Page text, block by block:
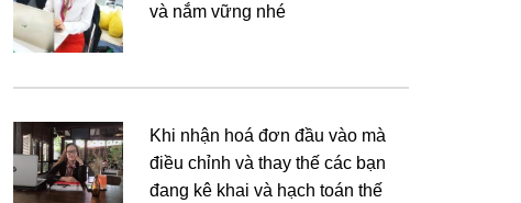
và nắm vững nhé
Khi nhận hoá đơn đầu vào mà
điều chỉnh và thay thế các bạn
đang kê khai và hạch toán thế